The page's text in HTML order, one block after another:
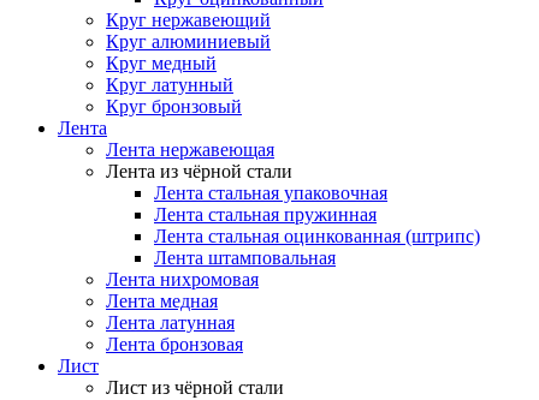
Круг нержавеющий
Круг алюминиевый
Круг медный
Круг латунный
Круг бронзовый
Лента
Лента нержавеющая
Лента из чёрной стали
Лента стальная упаковочная
Лента стальная пружинная
Лента стальная оцинкованная (штрипс)
Лента штамповальная
Лента нихромовая
Лента медная
Лента латунная
Лента бронзовая
Лист
Лист из чёрной стали